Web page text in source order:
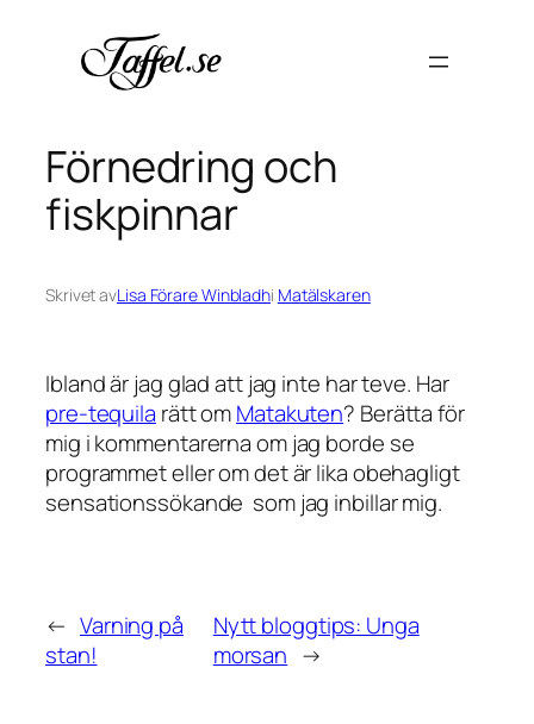
innehåll
Förnedring och
fiskpinnar
Skrivet avLisa Förare Winbladhi Matälskaren
Ibland är jag glad att jag inte har teve. Har
pre-tequila rätt omMatakuten? Berätta för
mig i kommentarerna om jag borde se
programmet eller om det är lika obehagligt
sensationssökande som jag inbillar mig.
← Varning på
stan!
Nytt bloggtips: Unga
morsan →